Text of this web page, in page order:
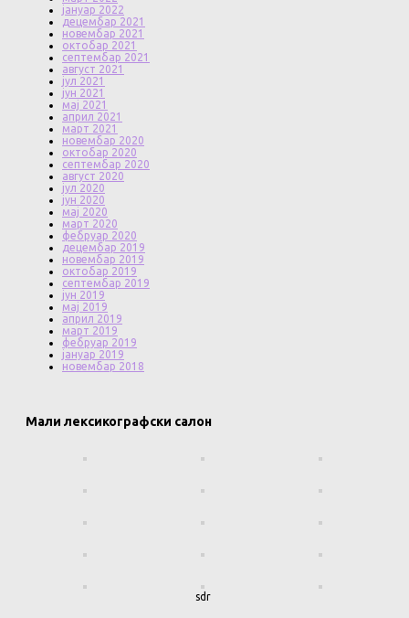
јануар 2022
децембар 2021
новембар 2021
октобар 2021
септембар 2021
август 2021
јул 2021
јун 2021
мај 2021
април 2021
март 2021
новембар 2020
октобар 2020
септембар 2020
август 2020
јул 2020
јун 2020
мај 2020
март 2020
фебруар 2020
децембар 2019
новембар 2019
октобар 2019
септембар 2019
јун 2019
мај 2019
април 2019
март 2019
фебруар 2019
јануар 2019
новембар 2018
Мали лексикографски салон
sdr